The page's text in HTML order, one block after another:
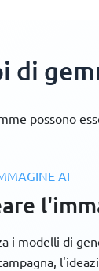
di
possono
AI
i modelli di